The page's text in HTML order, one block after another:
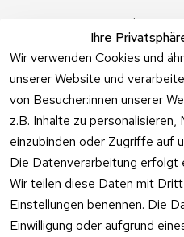
Ihre
Wir verwenden Cookies und
unserer Website und
von Besucher:innen unserer
z.B. Inhalte zu
einzubinden oder Zugriffe auf
Die Datenverarbeitung
Wir teilen diese Daten mit
Einstellungen benennen. Die
Einwilligung oder aufgrund
Angebote
Feuerwerk
Online kaufen
Vertrag
widerrufen